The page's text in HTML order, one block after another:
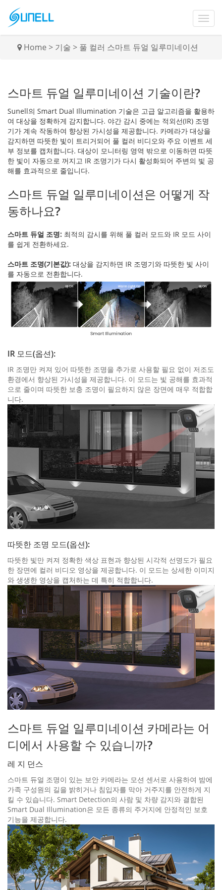
Home > 기술 > 풀 컬러 스마트 듀얼 일루미네이션
스마트 듀얼 일루미네이션 기술이란?
Sunell의 Smart Dual Illumination 기술은 고급 알고리즘을 활용하
여 대상을 정확하게 감지합니다. 야간 감시 중에는 적외선(IR) 조명
기가 계속 작동하여 향상된 가시성을 제공합니다. 카메라가 대상을
감지하면 따뜻한 빛이 트리거되어 풀 컬러 비디오와 주요 이벤트 세
부 정보를 캡처합니다. 대상이 모니터링 영역 밖으로 이동하면 따뜻
한 빛이 자동으로 꺼지고 IR 조명기가 다시 활성화되어 주변의 빛 공
해를 효과적으로 줄입니다.
스마트 듀얼 일루미네이션은 어떻게 작
동하나요?
스마트 듀얼 조명: 최적의 감시를 위해 풀 컬러 모드와 IR 모드 사이
를 쉽게 전환하세요.
스마트 조명(기본값): 대상을 감지하면 IR 조명기와 따뜻한 빛 사이
를 자동으로 전환합니다.
IR 모드(옵션):
IR 조명만 켜져 있어 따뜻한 조명을 추가로 사용할 필요 없이 저조도
환경에서 향상된 가시성을 제공합니다. 이 모드는 빛 공해를 효과적
으로 줄이며 따뜻한 보충 조명이 필요하지 않은 장면에 매우 적합합
니다.
따뜻한 조명 모드(옵션):
따뜻한 빛만 켜져 정확한 색상 표현과 향상된 시각적 선명도가 필요
한 장면에 컬러 비디오 영상을 제공합니다. 이 모드는 상세한 이미지
와 생생한 영상을 캡처하는 데 특히 적합합니다.
스마트 듀얼 일루미네이션 카메라는 어
디에서 사용할 수 있습니까?
레 지 던스
스마트 듀얼 조명이 있는 보안 카메라는 모션 센서로 사용하여 밤에
가족 구성원의 길을 밝히거나 침입자를 막아 거주지를 안전하게 지
킬 수 있습니다. Smart Detection의 사람 및 차량 감지와 결합된
Smart Dual Illumination은 모든 종류의 주거지에 안정적인 보호
기능을 제공합니다.